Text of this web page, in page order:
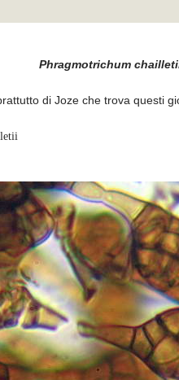
Phragmotrichum
di Joze che trova questi